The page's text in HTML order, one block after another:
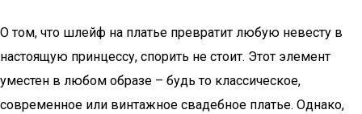
О том, что шлейф на платье превратит любую невесту в
настоящую принцессу, спорить не стоит. Этот элемент
уместен в любом образе – будь то классическое,
современное или винтажное свадебное платье. Однако,